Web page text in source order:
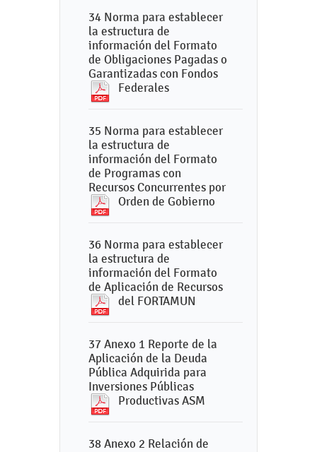
34 Norma para establecer
la estructura de
información del Formato
de Obligaciones Pagadas o
Garantizadas con Fondos
Federales
35 Norma para establecer
la estructura de
información del Formato
de Programas con
Recursos Concurrentes por
Orden de Gobierno
36 Norma para establecer
la estructura de
información del Formato
de Aplicación de Recursos
del FORTAMUN
37 Anexo 1 Reporte de la
Aplicación de la Deuda
Pública Adquirida para
Inversiones Públicas
Productivas ASM
38 Anexo 2 Relación de